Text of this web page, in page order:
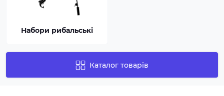
Набори рибальські
Каталог товарів